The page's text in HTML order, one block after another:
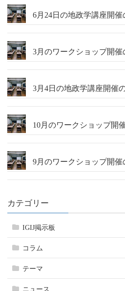
6月24日の地政学講座開
3月のワークショップ開催
3月4日の地政学講座開催
10月のワークショップ開
9月のワークショップ開催
カテゴリー
IGIJ掲示板
コラム
テーマ
ニュース